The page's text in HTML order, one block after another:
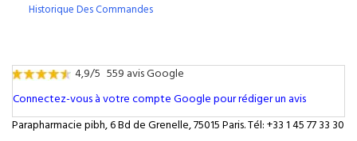
Historique Des Commandes
4,9/5 559 avis Google
Connectez-vous à votre compte Google pour rédiger un avis
Parapharmacie pibh, 6 Bd de Grenelle, 75015 Paris. Tél: +33 1 45 77 33 30